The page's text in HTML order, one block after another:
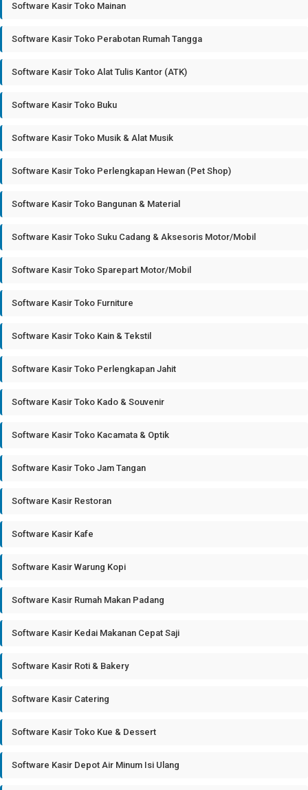
Software Kasir Toko Mainan
Software Kasir Toko Perabotan Rumah Tangga
Software Kasir Toko Alat Tulis Kantor (ATK)
Software Kasir Toko Buku
Software Kasir Toko Musik & Alat Musik
Software Kasir Toko Perlengkapan Hewan (Pet Shop)
Software Kasir Toko Bangunan & Material
Software Kasir Toko Suku Cadang & Aksesoris Motor/Mobil
Software Kasir Toko Sparepart Motor/Mobil
Software Kasir Toko Furniture
Software Kasir Toko Kain & Tekstil
Software Kasir Toko Perlengkapan Jahit
Software Kasir Toko Kado & Souvenir
Software Kasir Toko Kacamata & Optik
Software Kasir Toko Jam Tangan
Software Kasir Restoran
Software Kasir Kafe
Software Kasir Warung Kopi
Software Kasir Rumah Makan Padang
Software Kasir Kedai Makanan Cepat Saji
Software Kasir Roti & Bakery
Software Kasir Catering
Software Kasir Toko Kue & Dessert
Software Kasir Depot Air Minum Isi Ulang